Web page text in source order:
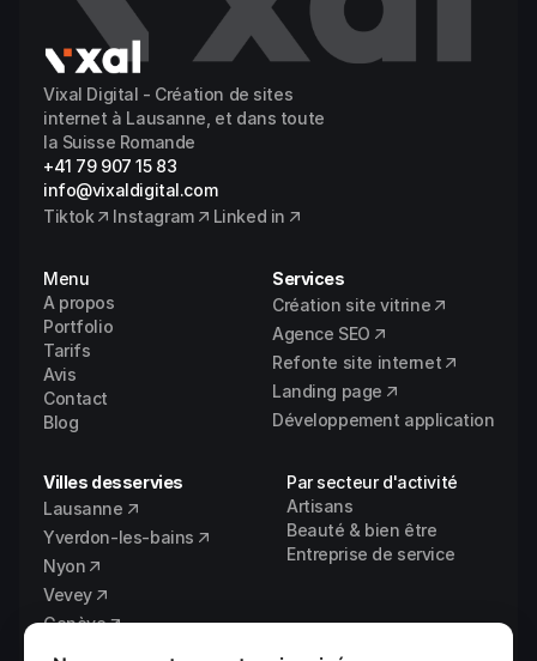
Vixal Digital - Création de sites
internet à Lausanne, et dans toute
la Suisse Romande
+41 79 907 15 83
info@vixaldigital.com
Tiktok
Instagram Linked in
Menu
A propos
Portfolio
Tarifs
Avis
Contact
Blog
Par secteur d'activité
Artisans
Beauté & bien être
Entreprise de service
Villes desservies
Yverdon-les-bains
Nyon
Vevey
Lausanne
Genève
Services
Refonte site internet
Landing page
Agence SEO
Création site vitrine
Développement application